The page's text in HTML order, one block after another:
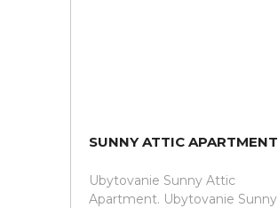
SUNNY ATTIC APARTMENT
Ubytovanie Sunny Attic
Apartment. Ubytovanie Sunny